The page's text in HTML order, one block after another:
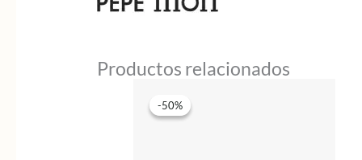
Productos relacionados
-50%
-50%